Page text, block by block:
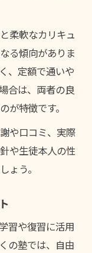
柔軟なカリキュ
る傾向がありま
、定額で通いや
合は、両者の良
が特徴です。
や口コミ、実際
や生徒本人の性
ょう。
習や復習に活用
の塾では、自由